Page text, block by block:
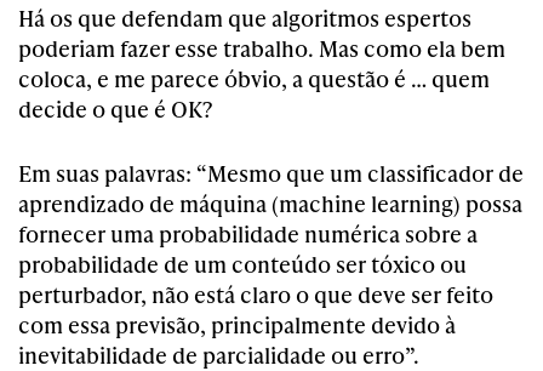
Há os que defendam que algoritmos espertos
poderiam fazer esse trabalho. Mas como ela bem
coloca, e me parece óbvio, a questão é … quem
decide o que é OK?
Em suas palavras: “Mesmo que um classificador de
aprendizado de máquina (machine learning) possa
fornecer uma probabilidade numérica sobre a
probabilidade de um conteúdo ser tóxico ou
perturbador, não está claro o que deve ser feito
com essa previsão, principalmente devido à
inevitabilidade de parcialidade ou erro”.